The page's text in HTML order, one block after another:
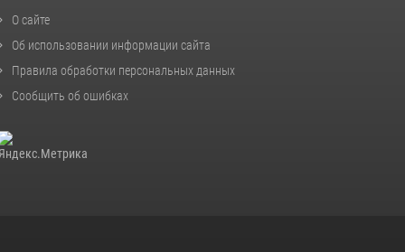
О сайте
Об использовании информации сайта
Правила обработки персональных данных
Сообщить об ошибках